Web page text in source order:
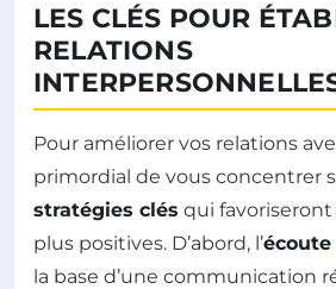
LES CLÉS POUR
RELATIONS
Pour améliorer vos relations
primordial de vous concentrer
stratégies clés qui
plus positives. D’abord, l’écoute
la base d’une communication